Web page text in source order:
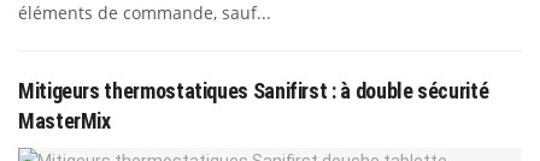
éléments de commande, sauf...
Mitigeurs thermostatiques Sanifirst : à double sécurité
MasterMix